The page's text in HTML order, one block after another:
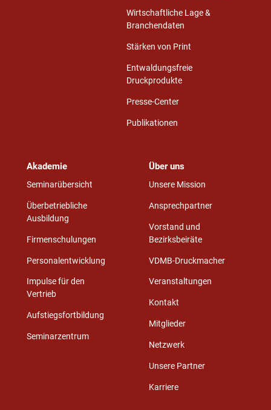
Wirtschaftliche Lage &
Branchendaten
Stärken von Print
Entwaldungsfreie
Druckprodukte
Presse-Center
Publikationen
Akademie
Seminarübersicht
Überbetriebliche
Ausbildung
Firmenschulungen
Personalentwicklung
Impulse für den
Vertrieb
Aufstiegsfortbildung
Seminarzentrum
Über uns
Unsere Mission
Ansprechpartner
Vorstand und
Bezirksbeiräte
VDMB-Druckmacher
Veranstaltungen
Kontakt
Mitglieder
Netzwerk
Unsere Partner
Karriere